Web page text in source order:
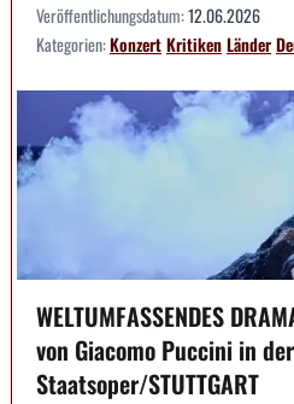
Veröffentlichungsdatum:12.06.2026
Kategorien:KonzertKritikenLänder
WELTUMFASSENDES
von Giacomo Puccini in der
Staatsoper/STUTTGART